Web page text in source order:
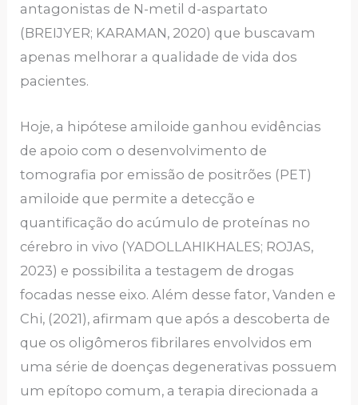
antagonistas de N-metil d-aspartato
(BREIJYER; KARAMAN, 2020) que buscavam
apenas melhorar a qualidade de vida dos
pacientes.
Hoje, a hipótese amiloide ganhou evidências
de apoio com o desenvolvimento de
tomografia por emissão de positrões (PET)
amiloide que permite a detecção e
quantificação do acúmulo de proteínas no
cérebro in vivo (YADOLLAHIKHALES; ROJAS,
2023) e possibilita a testagem de drogas
focadas nesse eixo. Além desse fator, Vanden e
Chi, (2021), afirmam que após a descoberta de
que os oligômeros fibrilares envolvidos em
uma série de doenças degenerativas possuem
um epítopo comum, a terapia direcionada a